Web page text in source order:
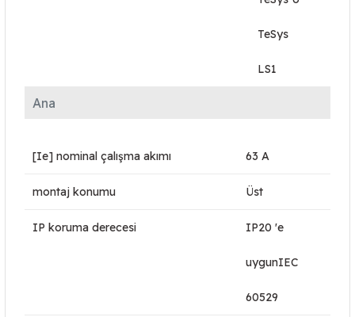
Ana
TeSys
LS1
[Ie] nominal çalışma akımı 63 A
montaj konumu Üst
IP koruma derecesi IP20 'e
uygunIEC
60529